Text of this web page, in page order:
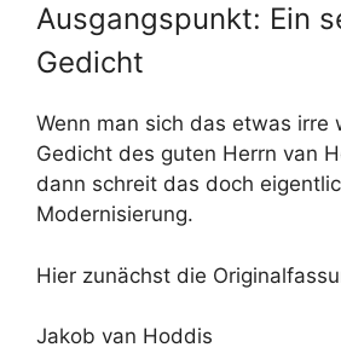
Ausgangspunkt: Ein
Gedicht
Wenn man sich das etwas irre
Gedicht des guten Herrn van
dann schreit das doch
Modernisierung.
Hier zunächst die
Jakob van Hoddis